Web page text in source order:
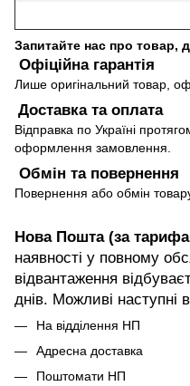
Запитайте нас про товар,
Офіційна гарантія
Лише оригінальний товар,
Доставка та оплата
Відправка по Україні
оформлення замовлення.
Обмін та повернення
Повернення або обмін
Нова Пошта (за
наявності у повному
відвантаження
днів. Можливі наступні
На відділення НП
Адресна доставка
Поштомати НП